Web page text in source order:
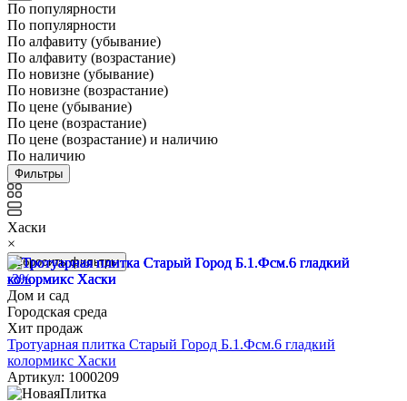
По популярности
По популярности
По алфавиту (убывание)
По алфавиту (возрастание)
По новизне (убывание)
По новизне (возрастание)
По цене (убывание)
По цене (возрастание)
По цене (возрастание) и наличию
По наличию
Фильтры
Хаски
×
Сбросить фильтры
-3%
Дом и сад
Городская среда
Хит продаж
Тротуарная плитка Старый Город Б.1.Фсм.6 гладкий
колормикс Хаски
Артикул: 1000209